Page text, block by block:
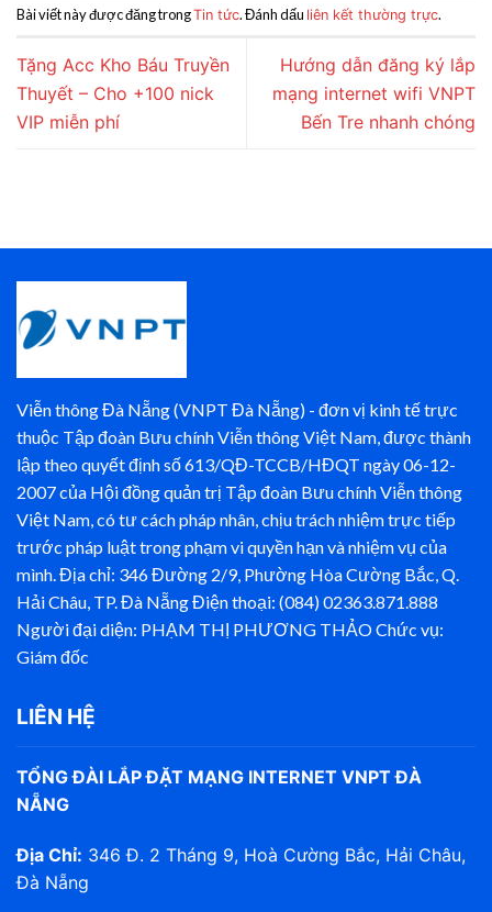
Bài viết này được đăng trongTin tức. Đánh dấu liên kết thường trực.
Tặng Acc Kho Báu Truyền
Thuyết – Cho +100 nick
VIP miễn phí
Hướng dẫn đăng ký lắp
mạng internet wifi VNPT
Bến Tre nhanh chóng
Viễn thông Đà Nẵng (VNPT Đà Nẵng) - đơn vị kinh tế trực
thuộc Tập đoàn Bưu chính Viễn thông Việt Nam, được thành
lập theo quyết định số 613/QĐ-TCCB/HĐQT ngày 06-12-
2007 của Hội đồng quản trị Tập đoàn Bưu chính Viễn thông
Việt Nam, có tư cách pháp nhân, chịu trách nhiệm trực tiếp
trước pháp luật trong phạm vi quyền hạn và nhiệm vụ của
mình. Địa chỉ: 346 Đường 2/9, Phường Hòa Cường Bắc, Q.
Hải Châu, TP. Đà Nẵng Điện thoại: (084) 02363.871.888
Người đại diện: PHẠM THỊ PHƯƠNG THẢO Chức vụ:
Giám đốc
LIÊN HỆ
TỔNG ĐÀI LẮP ĐẶT MẠNG INTERNET VNPT ĐÀ
NẴNG
Địa Chỉ: 346 Đ. 2 Tháng 9, Hoà Cường Bắc, Hải Châu,
Đà Nẵng